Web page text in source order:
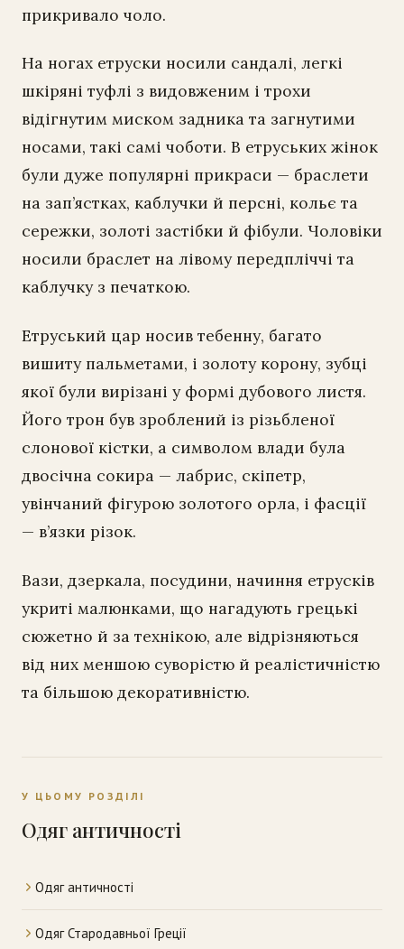
прикривало чоло.
На ногах етруски носили сандалі, легкі
шкіряні туфлі з видовженим і трохи
відігнутим миском задника та загнутими
носами, такі самі чоботи. В етруських жінок
були дуже популярні прикраси — браслети
на зап’ястках, каблучки й персні, кольє та
сережки, золоті застібки й фібули. Чоловіки
носили браслет на лівому передпліччі та
каблучку з печаткою.
Етруський цар носив тебенну, багато
вишиту пальметами, і золоту корону, зубці
якої були вирізані у формі дубового листя.
Його трон був зроблений із різьбленої
слонової кістки, а символом влади була
двосічна сокира — лабрис, скіпетр,
увінчаний фігурою золотого орла, і фасції
— в’язки різок.
Вази, дзеркала, посудини, начиння етрусків
укриті малюнками, що нагадують грецькі
сюжетно й за технікою, але відрізняються
від них меншою суворістю й реалістичністю
та більшою декоративністю.
У ЦЬОМУ РОЗДІЛІ
Одяг античності
Одяг античності
Одяг Стародавньої Греції